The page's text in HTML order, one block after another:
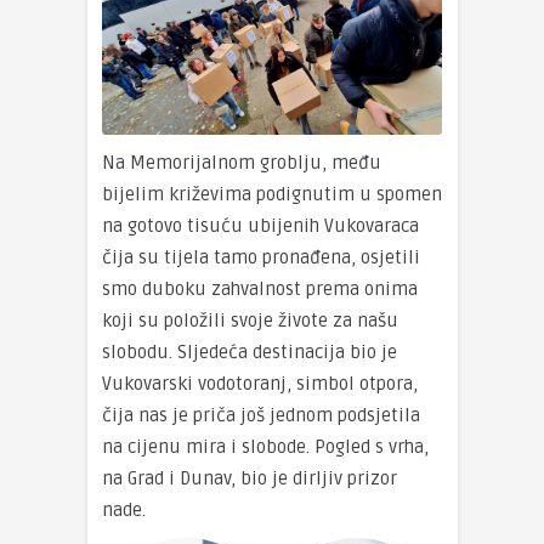
Na Memorijalnom groblju, među
bijelim križevima podignutim u spomen
na gotovo tisuću ubijenih Vukovaraca
čija su tijela tamo pronađena, osjetili
smo duboku zahvalnost prema onima
koji su položili svoje živote za našu
slobodu. Sljedeća destinacija bio je
Vukovarski vodotoranj, simbol otpora,
čija nas je priča još jednom podsjetila
na cijenu mira i slobode. Pogled s vrha,
na Grad i Dunav, bio je dirljiv prizor
nade.